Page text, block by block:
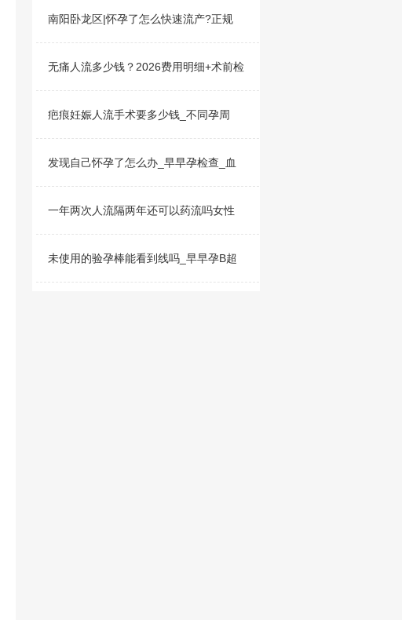
南阳卧龙区|怀孕了怎么快速流产?正规
无痛人流多少钱？2026费用明细+术前检
疤痕妊娠人流手术要多少钱_不同孕周
发现自己怀孕了怎么办_早早孕检查_血
一年两次人流隔两年还可以药流吗女性
未使用的验孕棒能看到线吗_早早孕B超